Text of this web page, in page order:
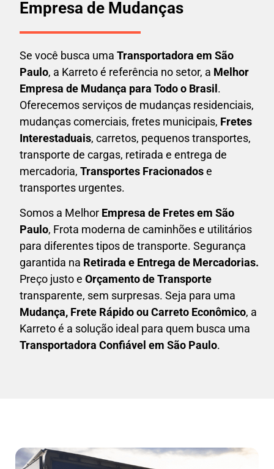
Empresa de Mudanças
Se você busca uma Transportadora em São
Paulo, a Karreto é referência no setor, a Melhor
Empresa de Mudança para Todo o Brasil.
Oferecemos serviços de mudanças residenciais,
mudanças comerciais, fretes municipais, Fretes
Interestaduais, carretos, pequenos transportes,
transporte de cargas, retirada e entrega de
mercadoria, Transportes Fracionadose
transportes urgentes.
Somos a Melhor Empresa de Fretes em São
Paulo, Frota moderna de caminhões e utilitários
para diferentes tipos de transporte. Segurança
garantida na Retirada e Entrega de Mercadorias.
Preço justo e Orçamento de Transporte
transparente, sem surpresas. Seja para uma
Mudança, Frete Rápido ou Carreto Econômico, a
Karretoé a solução ideal para quem busca uma
Transportadora Confiável em São Paulo.